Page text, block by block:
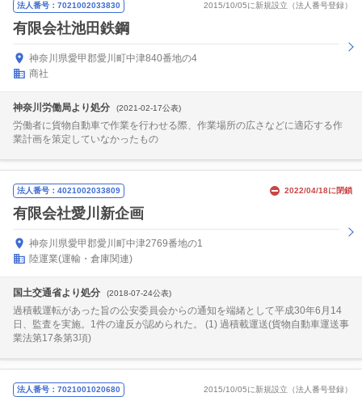
法人番号：7021002033830 2015/10/05に新規設立（法人番号登録）
有限会社池田鉄鋼
神奈川県愛甲郡愛川町中津840番地の4
商社
神奈川労働局より処分 (2021-02-17公表)
労働者に貨物自動車で作業を行わせる際、作業場所の広さなどに適応する作
業計画を策定していなかったもの
法人番号：4021002033809 2022/04/18に閉鎖
有限会社愛川新企画
神奈川県愛甲郡愛川町中津2769番地の1
陸運業(運輸・倉庫関連)
国土交通省より処分 (2018-07-24公表)
過積載運転があった旨の公安委員会からの通知を端緒として平成30年6月14
日、監査を実施。1件の違反が認められた。 (1) 過積載運送(貨物自動車運送事
業法第17条第3項)
法人番号：7021001020680 2015/10/05に新規設立（法人番号登録）